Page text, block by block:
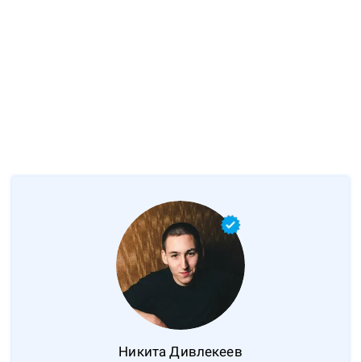
Никита Дивлекеев